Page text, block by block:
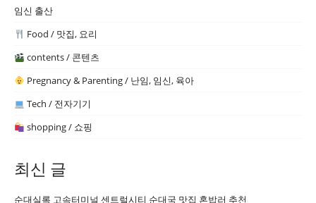
임신 출산
Food / 맛집, 요리
contents / 콘텐츠
Pregnancy & Parenting / 난임, 임신, 육아
Tech / 전자기기
shopping / 쇼핑
최신 글
순대실록 고속터미널 센트럴시티 순대국 맛집 혼밥러 추천